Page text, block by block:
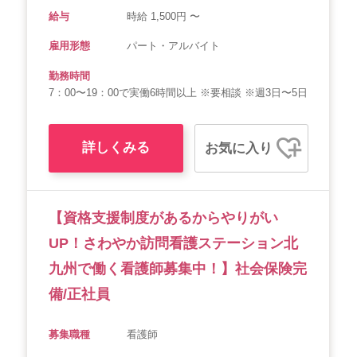
給与 時給 1,500円 〜
雇用形態 パート・アルバイト
勤務時間
7：00〜19：00で実働6時間以上 ※要相談 ※週3日〜5日
詳しくみる お気に入り
【資格支援制度があるからやりがい
UP！さわやか訪問看護ステーション北
九州で働く看護師募集中！】社会保険完
備/正社員
募集職種 看護師